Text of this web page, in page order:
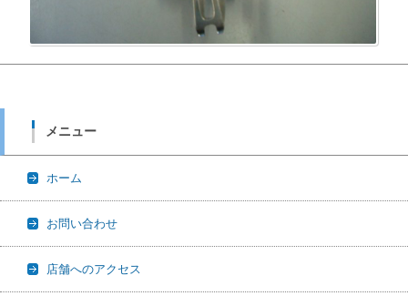
メニュー
ホーム
お問い合わせ
店舗へのアクセス